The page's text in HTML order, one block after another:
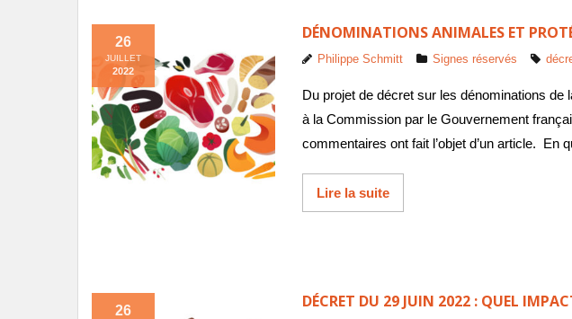
DÉNOMINATIONS ANIMALES ET
26
JUILLET
2022
Philippe Schmitt Signes réservés
Du projet de décret sur les dénominations
à la Commission par le Gouvernement
commentaires ont fait l’objet d’un article. En
Lire la suite
DÉCRET DU 29 JUIN 2022 : QUEL
26